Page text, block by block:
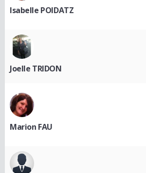
Isabelle POIDATZ
Joelle TRIDON
Marion FAU